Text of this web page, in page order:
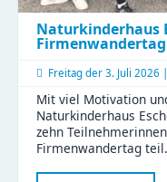
Naturkinderhaus
Firmenwandertag
Freitag der 3. Juli 2026 |
Mit viel Motivation
Naturkinderhaus
zehn
Firmenwandertag